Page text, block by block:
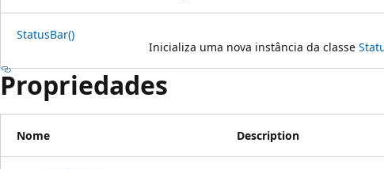
StatusBar()
Inicializa uma nova instância da classe
Propriedades
Nome Description